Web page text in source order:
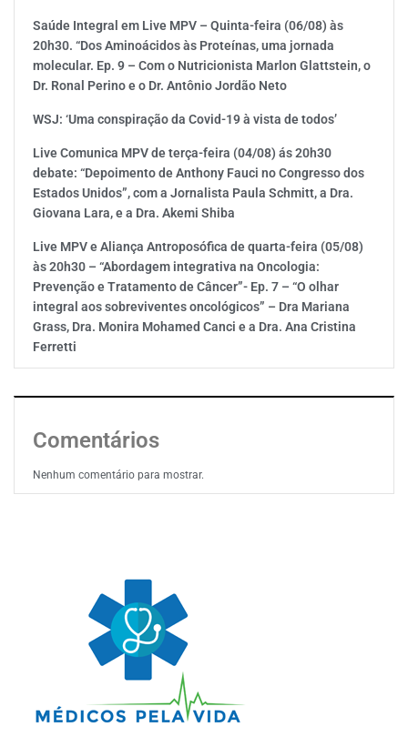
Saúde Integral em Live MPV – Quinta-feira (06/08) às
20h30. “Dos Aminoácidos às Proteínas, uma jornada
molecular. Ep. 9 – Com o Nutricionista Marlon Glattstein, o
Dr. Ronal Perino e o Dr. Antônio Jordão Neto
WSJ: ‘Uma conspiração da Covid-19 à vista de todos’
Live Comunica MPV de terça-feira (04/08) ás 20h30
debate: “Depoimento de Anthony Fauci no Congresso dos
Estados Unidos”, com a Jornalista Paula Schmitt, a Dra.
Giovana Lara, e a Dra. Akemi Shiba
Live MPV e Aliança Antroposófica de quarta-feira (05/08)
às 20h30 – “Abordagem integrativa na Oncologia:
Prevenção e Tratamento de Câncer”- Ep. 7 – “O olhar
integral aos sobreviventes oncológicos” – Dra Mariana
Grass, Dra. Monira Mohamed Canci e a Dra. Ana Cristina
Ferretti
Comentários
Nenhum comentário para mostrar.